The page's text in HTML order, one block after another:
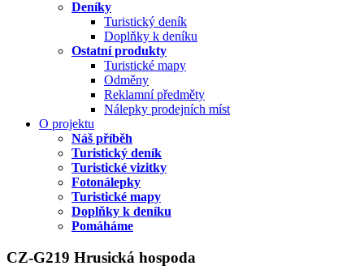
Deníky
Turistický deník
Doplňky k deníku
Ostatní produkty
Turistické mapy
Odměny
Reklamní předměty
Nálepky prodejních míst
O projektu
Náš příběh
Turistický deník
Turistické vizitky
Fotonálepky
Turistické mapy
Doplňky k deníku
Pomáháme
CZ-G219 Hrusická hospoda